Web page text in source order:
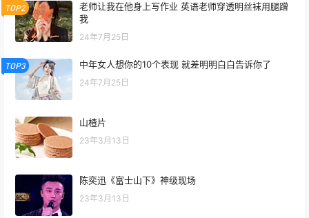
TOP2
老师让我在他身上写作业 英语老师穿透明丝袜用腿蹭
我
24年7月25日
TOP3 中年女人想你的10个表现 就差明明白白告诉你了
24年7月25日
山楂片
23年3月13日
陈奕迅《富士山下》神级现场
23年3月13日